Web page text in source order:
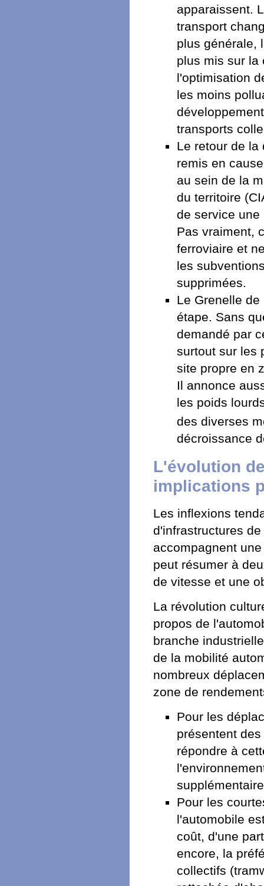
apparaissent.
transport
plus générale,
plus mis sur la
l'optimisation
les moins
transports
Le retour de la
remis en
au sein de la
du territoire
de service une
Pas vraiment,
ferroviaire et
les
supprimées.
Le Grenelle
étape. Sans
demandé par
surtout sur les
site propre en
Il annonce
les poids
des diverses
décroissance
L'évolution
implications
Les inflexions
d'infrastructures
accompagnent
peut résumer à
de vitesse et une
La révolution
propos de
branche
de la mobilité
nombreux
zone de
Pour les
présentent
répondre à
Pour les
l'automobile
coût, d'une
encore, la
collectifs